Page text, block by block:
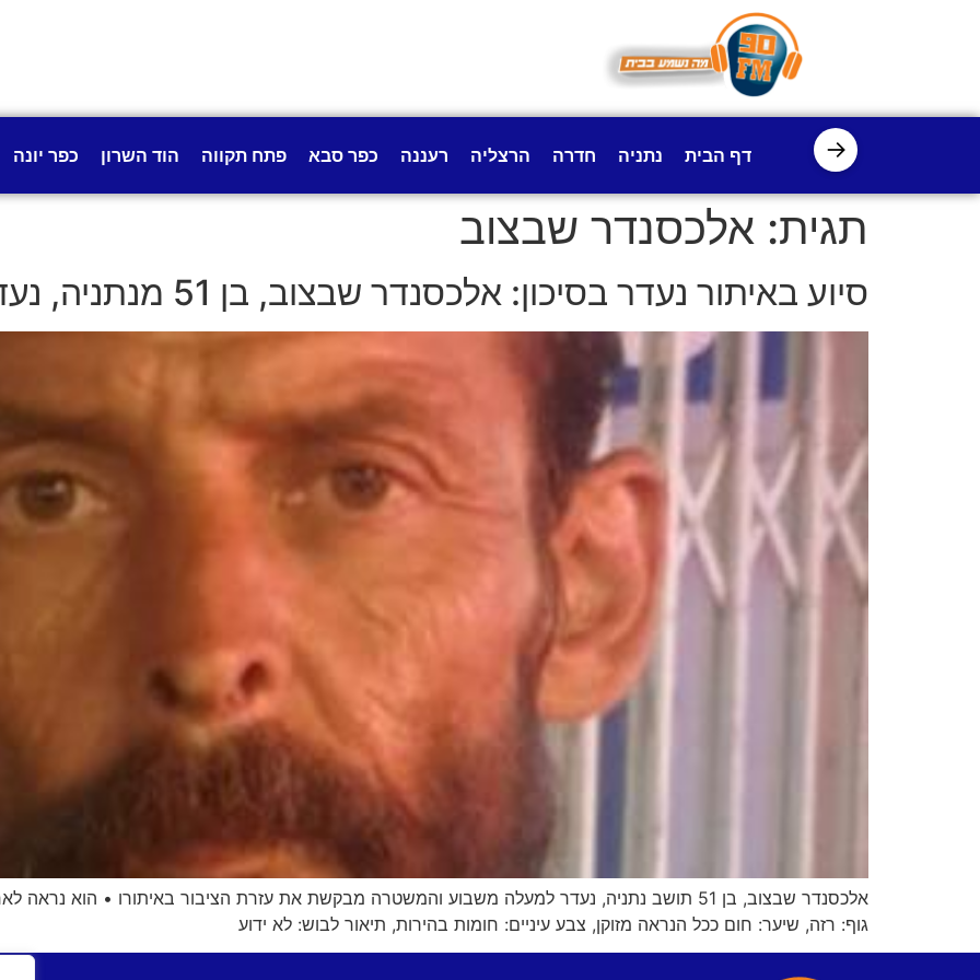
→ דף הבית נתניה חדרה הרצליה רעננה כפר סבא פתח תקווה הוד השרון כפר יונה
תגית: אלכסנדר שבצוב
סיוע באיתור נעדר בסיכון: אלכסנדר שבצוב, בן 51 מנתניה, נעדר למעלה משבוע
גוף: רזה, שיער: חום ככל הנראה מזוקן, צבע עיניים: חומות בהירות, תיאור לבוש: לא ידוע